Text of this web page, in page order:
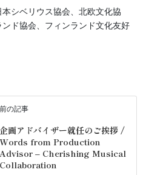
シベリウス協会、北欧文化協
ド協会、フィンランド文化友好
前の記事
企画アドバイザー就任のご挨拶 /
Words from Production
Advisor – Cherishing Musical
Collaboration